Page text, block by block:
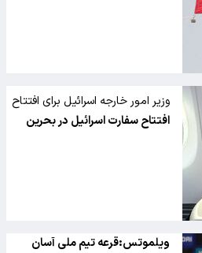
وزیر امور خارجه اسرائیل برای افتتاح
سفارتخانه به بحرین سفر کرد
افتتاح سفارت اسرائیل در بحرین
ویلموتس:قرعه تیم ملی آسان